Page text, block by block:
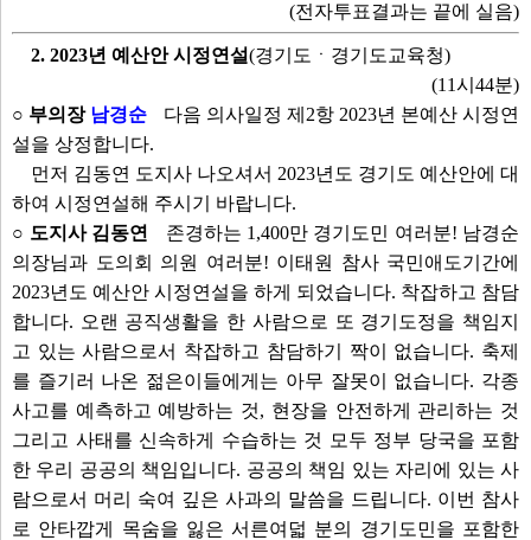
(전자투표결과는 끝에 실음)
2. 2023년 예산안 시정연설(경기도ㆍ경기도교육청)
(11시44분)
○ 부의장 남경순
다음 의사일정 제2항 2023년 본예산 시정연
설을 상정합니다.
먼저 김동연 도지사 나오셔서 2023년도 경기도 예산안에 대
하여 시정연설해 주시기 바랍니다.
○ 도지사 김동연
존경하는 1,400만 경기도민 여러분! 남경순
의장님과 도의회 의원 여러분! 이태원 참사 국민애도기간에
2023년도 예산안 시정연설을 하게 되었습니다. 착잡하고 참담
합니다. 오랜 공직생활을 한 사람으로 또 경기도정을 책임지
고 있는 사람으로서 착잡하고 참담하기 짝이 없습니다. 축제
를 즐기러 나온 젊은이들에게는 아무 잘못이 없습니다. 각종
사고를 예측하고 예방하는 것, 현장을 안전하게 관리하는 것
그리고 사태를 신속하게 수습하는 것 모두 정부 당국을 포함
한 우리 공공의 책임입니다. 공공의 책임 있는 자리에 있는 사
람으로서 머리 숙여 깊은 사과의 말씀을 드립니다. 이번 참사
로 안타깝게 목숨을 잃은 서른여덟 분의 경기도민을 포함한